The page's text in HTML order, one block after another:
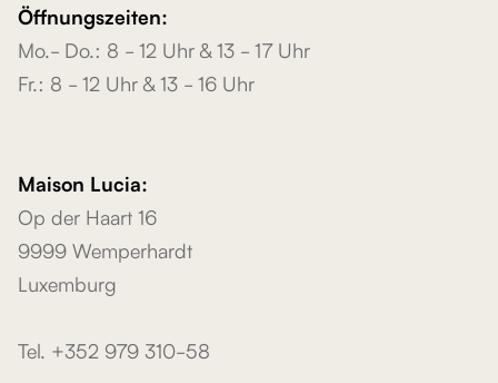
Öffnungszeiten:
Mo.- Do.: 8 - 12 Uhr & 13 - 17 Uhr
Fr.: 8 - 12 Uhr & 13 - 16 Uhr
Maison Lucia:
Op der Haart 16
9999 Wemperhardt
Luxemburg
Tel. +352 979 310-58